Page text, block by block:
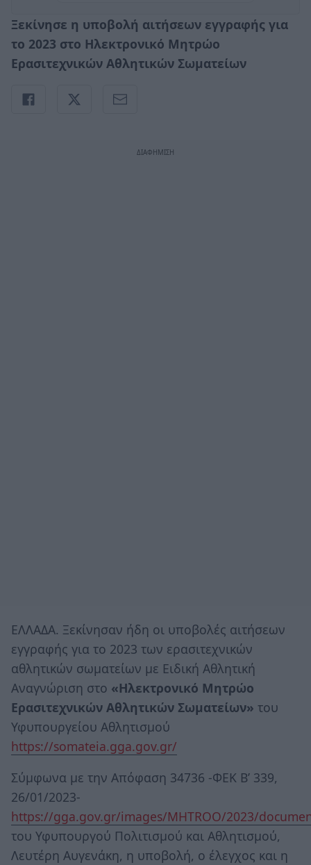
Ξεκίνησε η υποβολή αιτήσεων εγγραφής για
το 2023 στο Ηλεκτρονικό Μητρώο
Ερασιτεχνικών Αθλητικών Σωματείων
ΕΛΛΑΔΑ. Ξεκίνησαν ήδη οι υποβολές αιτήσεων
εγγραφής για το 2023 των ερασιτεχνικών
αθλητικών σωματείων με Ειδική Αθλητική
Αναγνώριση στο «Ηλεκτρονικό Μητρώο
Ερασιτεχνικών Αθλητικών Σωματείων» του
Υφυπουργείου Αθλητισμού
https://somateia.gga.gov.gr/
Σύμφωνα με την Απόφαση 34736 -ΦΕΚ Β’ 339,
26/01/2023-
https://gga.gov.gr/images/MHTROO/2023/
του Υφυπουργού Πολιτισμού και Αθλητισμού,
Λευτέρη Αυγενάκη, η υποβολή, ο έλεγχος και η